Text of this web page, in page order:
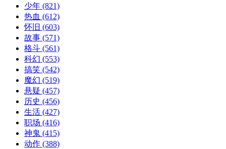
少年 (821)
热血 (612)
怀旧 (603)
故事 (571)
格斗 (561)
科幻 (553)
搞笑 (542)
魔幻 (519)
悬疑 (457)
历史 (456)
生活 (427)
职场 (416)
神鬼 (415)
动作 (388)